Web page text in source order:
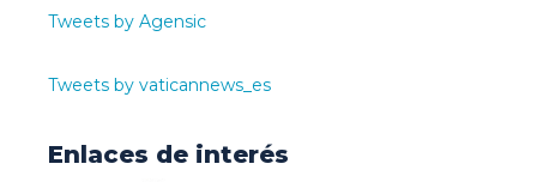
Tweets by Agensic
Tweets by vaticannews_es
Enlaces de interés